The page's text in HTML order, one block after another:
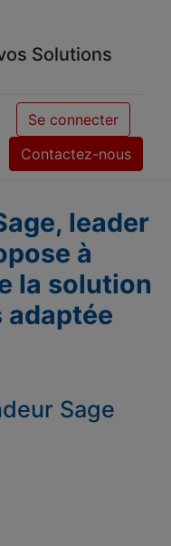
Solutions
Se connecter
Contactez-nous
leader
à
la solution
adaptée
Sage